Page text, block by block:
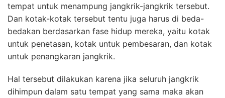
tempat untuk menampung jangkrik-jangkrik tersebut.
Dan kotak-kotak tersebut tentu juga harus di beda-
bedakan berdasarkan fase hidup mereka, yaitu kotak
untuk penetasan, kotak untuk pembesaran, dan kotak
untuk penangkaran jangkrik.
Hal tersebut dilakukan karena jika seluruh jangkrik
dihimpun dalam satu tempat yang sama maka akan